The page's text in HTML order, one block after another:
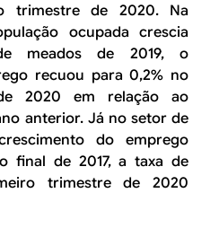
trimestre de 2020. Na
ocupada crescia
meados de 2019, o
recuou para 0,2% no
2020 em relação ao
anterior. Já no setor de
do emprego
final de 2017, a taxa de
trimestre de 2020